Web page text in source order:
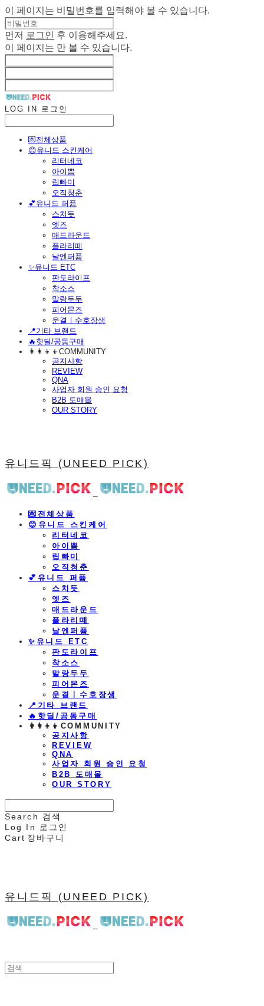
이 페이지는 비밀번호를 입력해야 볼 수 있습니다.
먼저 로그인
후 이용해주세요.
이 페이지는 만 볼 수 있습니다.
LOG IN 로그인
💌전체상품
😊유니드 스킨케어
리터네코
아이쁨
립빠미
오직청춘
💕유니드 퍼퓸
스치듯
엣즈
매드라운드
플라리떼
날엔퍼퓸
​✨유니드 ETC
판도라이프
착소스
말랑두두
피어몬즈
운결ㅣ수호장생
📍기타 브랜드
🔥핫딜/공동구매
👩‍👩‍👦‍👦COMMUNITY
공지사항
REVIEW
QNA
사업자 회원 승인 요청
B2B 도매몰
OUR STORY
유니드픽 (UNEED PICK)
💌전체상품
😊유니드 스킨케어
리터네코
아이쁨
립빠미
오직청춘
💕유니드 퍼퓸
스치듯
엣즈
매드라운드
플라리떼
날엔퍼퓸
​✨유니드 ETC
판도라이프
착소스
말랑두두
피어몬즈
운결ㅣ수호장생
📍기타 브랜드
🔥핫딜/공동구매
👩‍👩‍👦‍👦COMMUNITY
공지사항
REVIEW
QNA
사업자 회원 승인 요청
B2B 도매몰
OUR STORY
Search
검색
Log In
로그인
Cart 장바구니
유니드픽 (UNEED PICK)